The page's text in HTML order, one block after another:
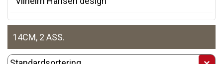
14CM, 2 ASS.